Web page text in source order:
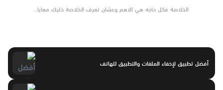
الخلاصة فكل حاجه هي الاهم وعشان تعرف الخلاصة خليك معايا..
أفضل تطبيق لإخفاء الملفات والتطبيق للهاتف